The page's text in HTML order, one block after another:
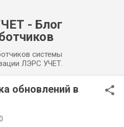
- Блог
системы
ЛЭРС УЧЕТ.
обновлений в